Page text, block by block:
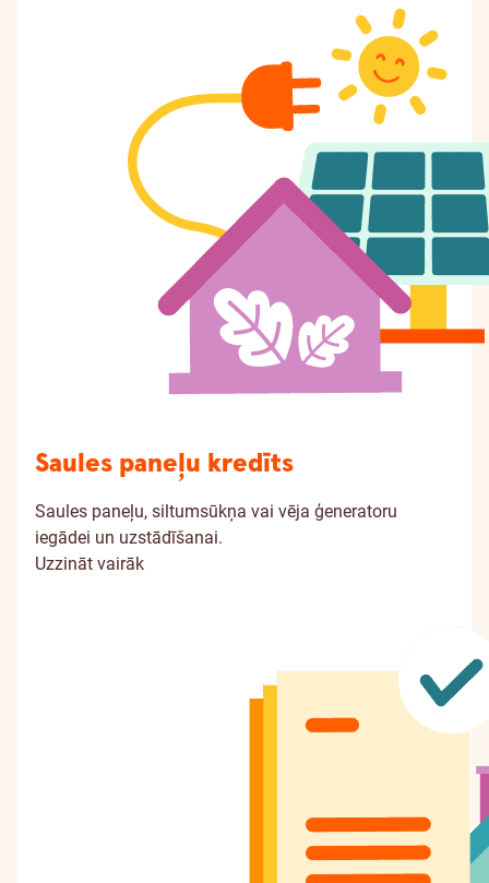
Saules paneļu kredīts
Saules paneļu, siltumsūkņa vai vēja ģeneratoru
iegādei un uzstādīšanai.
Uzzināt vairāk